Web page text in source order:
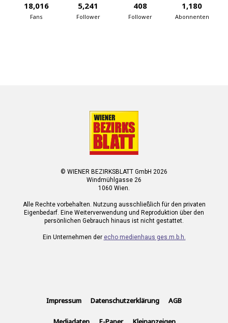
18,016
Fans
5,241
Follower
408
Follower
1,180
Abonnenten
© WIENER BEZIRKSBLATT GmbH 2026
Windmühlgasse 26
1060 Wien.
Alle Rechte vorbehalten. Nutzung ausschließlich für den privaten
Eigenbedarf. Eine Weiterverwendung und Reproduktion über den
persönlichen Gebrauch hinaus ist nicht gestattet.
Ein Unternehmen der echo medienhaus ges.m.b.h.
Impressum Datenschutzerklärung AGB